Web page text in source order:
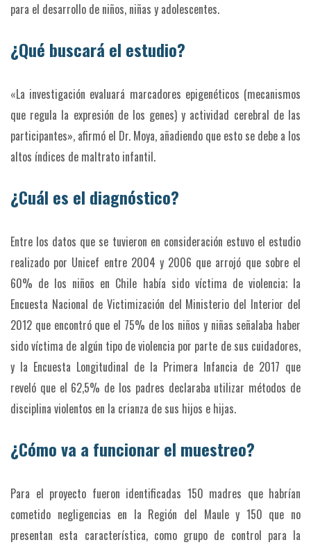
para el desarrollo de niños, niñas y adolescentes.
¿Qué buscará el estudio?
«La investigación evaluará marcadores epigenéticos (mecanismos
que regula la expresión de los genes) y actividad cerebral de las
participantes», afirmó el Dr. Moya, añadiendo que esto se debe a los
altos índices de maltrato infantil.
¿Cuál es el diagnóstico?
Entre los datos que se tuvieron en consideración estuvo el estudio
realizado por Unicef entre 2004 y 2006 que arrojó que sobre el
60% de los niños en Chile había sido víctima de violencia; la
Encuesta Nacional de Victimización del Ministerio del Interior del
2012 que encontró que el 75% de los niños y niñas señalaba haber
sido víctima de algún tipo de violencia por parte de sus cuidadores,
y la Encuesta Longitudinal de la Primera Infancia de 2017 que
reveló que el 62,5% de los padres declaraba utilizar métodos de
disciplina violentos en la crianza de sus hijos e hijas.
¿Cómo va a funcionar el muestreo?
Para el proyecto fueron identificadas 150 madres que habrían
cometido negligencias en la Región del Maule y 150 que no
presentan esta característica, como grupo de control para la